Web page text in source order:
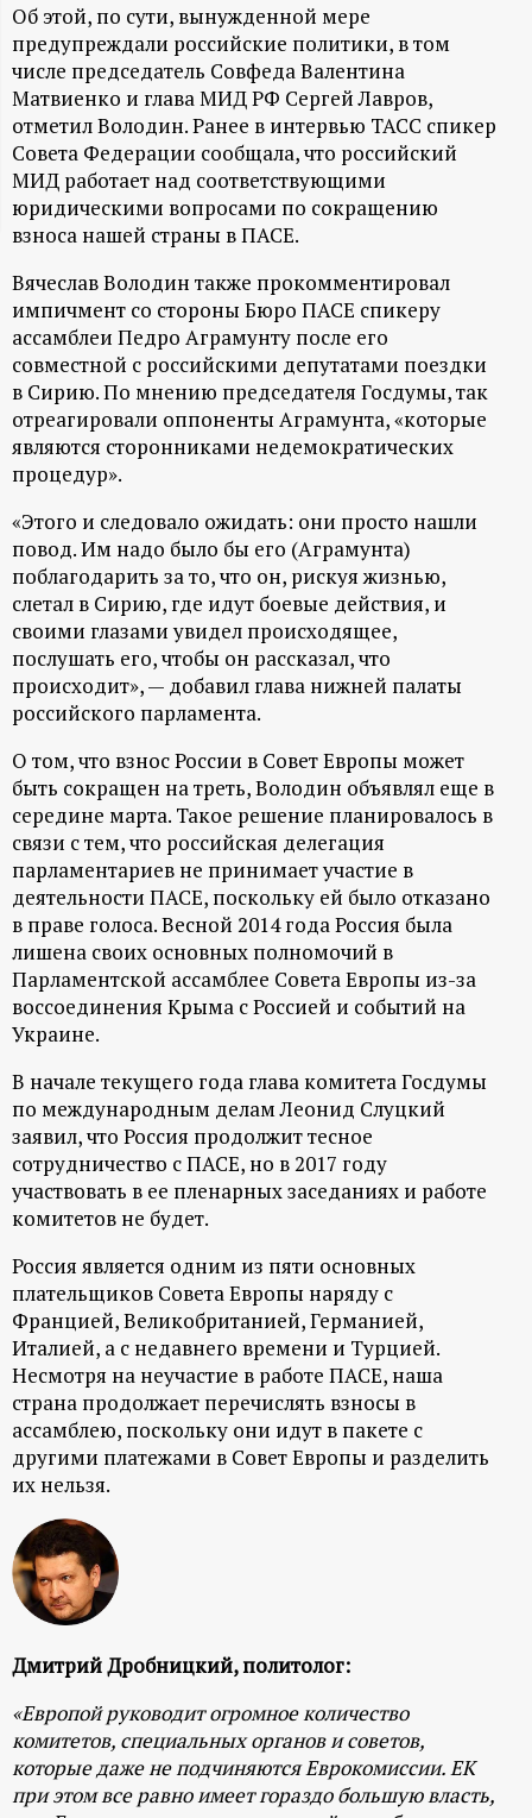
о
р
м
а
ц
и
о
н
н
ы
й
п
о
р
т
а
л
Об этой, по сути, вынужденной мере
предупреждали российские политики, в том
числе председатель Совфеда Валентина
Матвиенко и глава МИД РФ Сергей Лавров,
отметил Володин. Ранее в интервью ТАСС спикер
Совета Федерации сообщала, что российский
МИД работает над соответствующими
юридическими вопросами по сокращению
взноса нашей страны в ПАСЕ.
Вячеслав Володин также прокомментировал
импичмент со стороны Бюро ПАСЕ спикеру
ассамблеи Педро Аграмунту после его
совместной с российскими депутатами поездки
в Сирию. По мнению председателя Госдумы, так
отреагировали оппоненты Аграмунта, «которые
являются сторонниками недемократических
процедур».
«Этого и следовало ожидать: они просто нашли
повод. Им надо было бы его (Аграмунта)
поблагодарить за то, что он, рискуя жизнью,
слетал в Сирию, где идут боевые действия, и
своими глазами увидел происходящее,
послушать его, чтобы он рассказал, что
происходит», — добавил глава нижней палаты
российского парламента.
О том, что взнос России в Совет Европы может
быть сокращен на треть, Володин объявлял еще в
середине марта. Такое решение планировалось в
связи с тем, что российская делегация
парламентариев не принимает участие в
деятельности ПАСЕ, поскольку ей было отказано
в праве голоса. Весной 2014 года Россия была
лишена своих основных полномочий в
Парламентской ассамблее Совета Европы из-за
воссоединения Крыма с Россией и событий на
Украине.
В начале текущего года глава комитета Госдумы
по международным делам Леонид Слуцкий
заявил, что Россия продолжит тесное
сотрудничество с ПАСЕ, но в 2017 году
участвовать в ее пленарных заседаниях и работе
комитетов не будет.
Россия является одним из пяти основных
плательщиков Совета Европы наряду с
Францией, Великобританией, Германией,
Италией, а с недавнего времени и Турцией.
Несмотря на неучастие в работе ПАСЕ, наша
страна продолжает перечислять взносы в
ассамблею, поскольку они идут в пакете с
другими платежами в Совет Европы и разделить
их нельзя.
Дмитрий Дробницкий, политолог:
«Европой руководит огромное количество
комитетов, специальных органов и советов,
которые даже не подчиняются Еврокомиссии. ЕК
при этом все равно имеет гораздо большую власть,